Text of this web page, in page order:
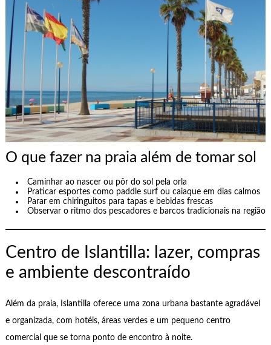
O que fazer na praia além de tomar sol
Caminhar ao nascer ou pôr do sol pela orla
Praticar esportes como paddle surf ou caiaque em dias calmos
Parar em chiringuitos para tapas e bebidas frescas
Observar o ritmo dos pescadores e barcos tradicionais na região
Centro de Islantilla: lazer, compras
e ambiente descontraído
Além da praia, Islantilla oferece uma zona urbana bastante agradável
e organizada, com hotéis, áreas verdes e um pequeno centro
comercial que se torna ponto de encontro à noite.